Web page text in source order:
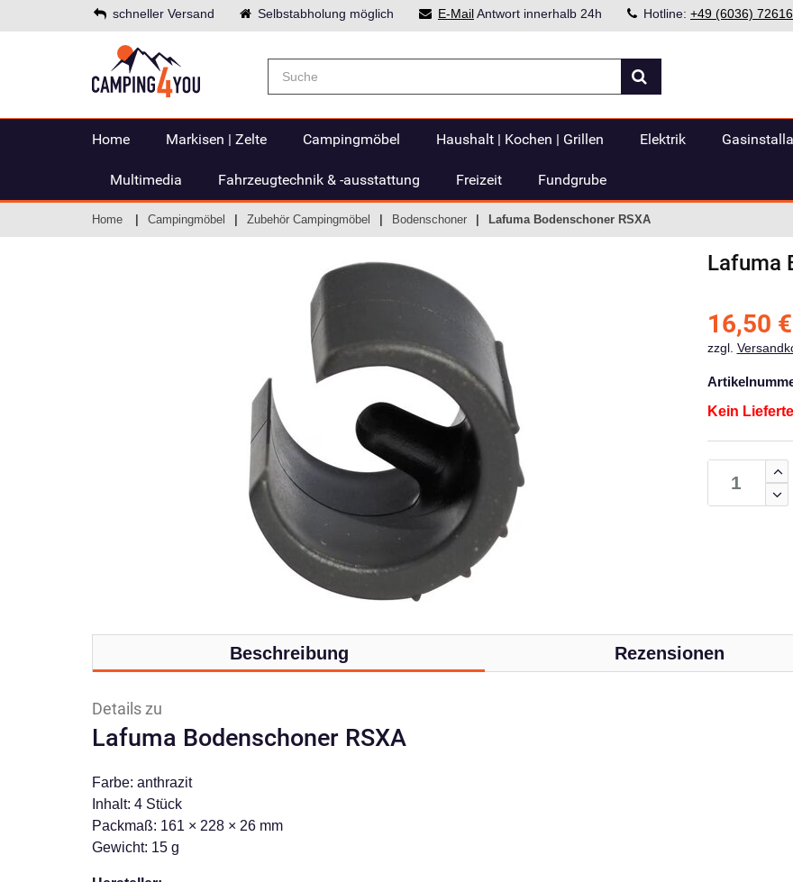
schneller Versand Selbstabholung möglich E-MailAntwort innerhalb 24h Hotline: +49 (6036)
Home Markisen | Zelte Campingmöbel Haushalt | Kochen | Grillen Elektrik
Multimedia Fahrzeugtechnik & -ausstattung Freizeit Fundgrube
Home Campingmöbel Zubehör Campingmöbel Bodenschoner Lafuma Bodenschoner RSXA
Lafuma
16,50 €
zzgl.
Kein
Beschreibung Rezensionen
Details zu
Lafuma Bodenschoner RSXA
Farbe: anthrazit
Inhalt: 4 Stück
Packmaß: 161 × 228 × 26 mm
Gewicht: 15 g